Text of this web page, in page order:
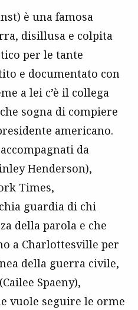
è una famosa
disillusa e colpita
per le tante
e documentato con
a lei c’è il collega
sogna di compiere
americano.
da
Henderson),
Times,
guardia di chi
della parola e che
a Charlottesville per
della guerra civile,
Spaeny),
vuole seguire le orme